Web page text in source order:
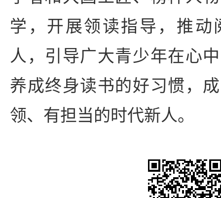
学，开展领读指导，推动
人，引导广大青少年在心
养成终身读书的好习惯，
领、有担当的时代新人。